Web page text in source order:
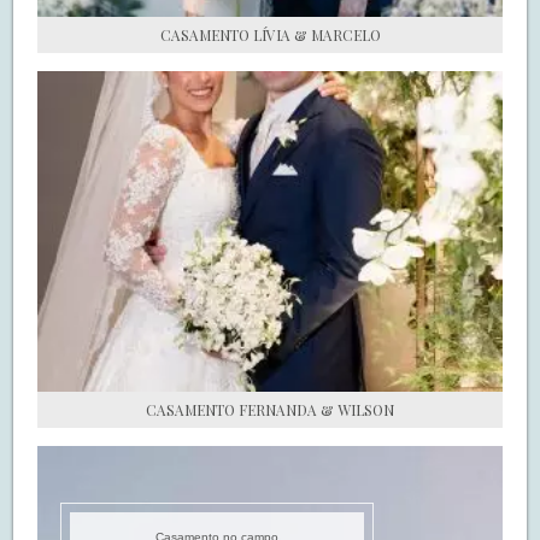
CASAMENTO LÍVIA & MARCELO
CASAMENTO FERNANDA & WILSON
Casamento no campo